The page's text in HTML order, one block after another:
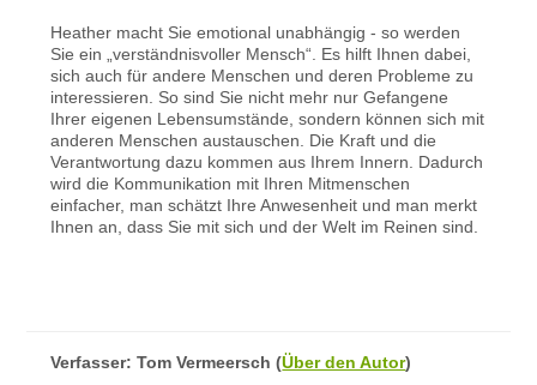
Heather macht Sie emotional unabhängig - so werden
Sie ein „verständnisvoller Mensch“. Es hilft Ihnen dabei,
sich auch für andere Menschen und deren Probleme zu
interessieren. So sind Sie nicht mehr nur Gefangene
Ihrer eigenen Lebensumstände, sondern können sich mit
anderen Menschen austauschen. Die Kraft und die
Verantwortung dazu kommen aus Ihrem Innern. Dadurch
wird die Kommunikation mit Ihren Mitmenschen
einfacher, man schätzt Ihre Anwesenheit und man merkt
Ihnen an, dass Sie mit sich und der Welt im Reinen sind.
Verfasser:Tom Vermeersch (Über den Autor)